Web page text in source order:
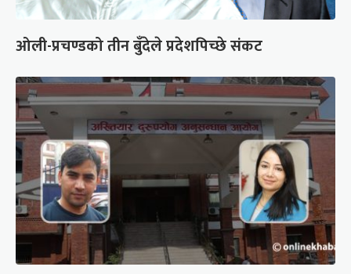
ओली-प्रचण्डको तीन बुँदेले प्रदेशपिच्छे संकट